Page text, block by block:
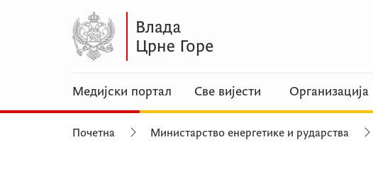
Медијски портал Све вијести Организација
Почетна Министарство енергетике и рударства